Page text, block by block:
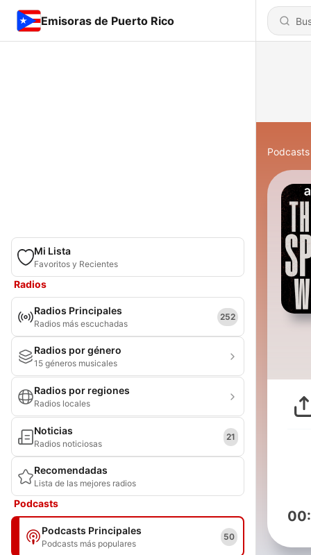
Emisoras de Puerto Rico
Mi Lista
Favoritos y Recientes
Radios
Radios Principales
Radios más escuchadas
252
Radios por género
15 géneros musicales
Radios por regiones
Radios locales
Noticias
Radios noticiosas
21
Recomendadas
Lista de las mejores radios
Podcasts
Podcasts Principales
Podcasts más populares
50
Podcasts